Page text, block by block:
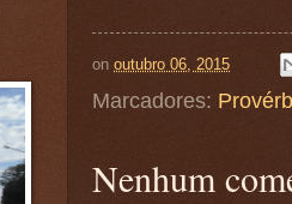
on outubro 06, 2015
Marcadores:
Nenhum